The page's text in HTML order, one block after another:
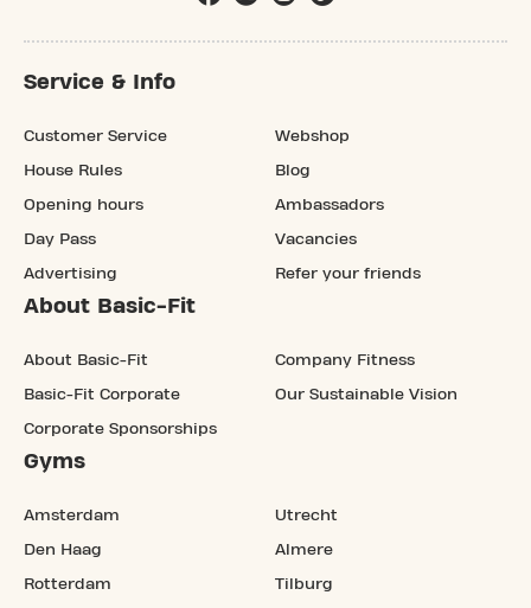
Service & Info
Customer Service
House Rules
Opening hours
Day Pass
Advertising
Webshop
Blog
Ambassadors
Vacancies
Refer your friends
About Basic-Fit
About Basic-Fit
Basic-Fit Corporate
Corporate Sponsorships
Company Fitness
Our Sustainable Vision
Gyms
Amsterdam
Den Haag
Rotterdam
Utrecht
Almere
Tilburg